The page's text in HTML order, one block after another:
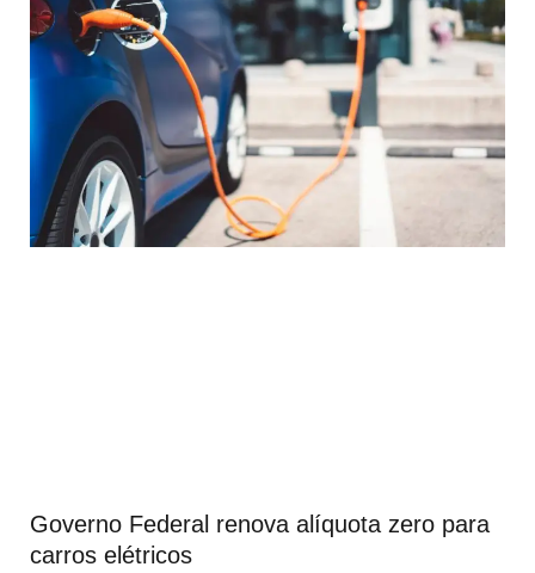
Governo Federal renova alíquota zero para
carros elétricos